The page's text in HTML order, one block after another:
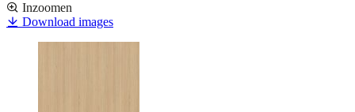
Inzoomen
Download images